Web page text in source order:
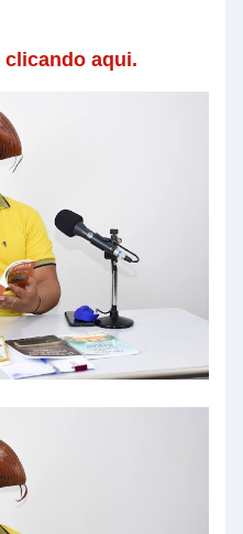
clicando aqui.